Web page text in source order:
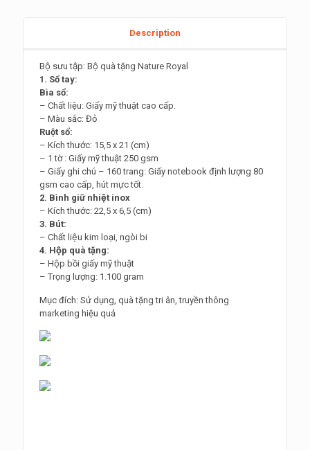
Description
Bộ sưu tập: Bộ quà tặng Nature Royal
1. Sổ tay:
Bìa sổ:
– Chất liệu: Giấy mỹ thuật cao cấp.
– Màu sắc: Đỏ
Ruột sổ:
– Kích thước: 15,5 x 21 (cm)
– 1 tờ : Giấy mỹ thuật 250 gsm
– Giấy ghi chú – 160 trang: Giấy notebook định lượng 80
gsm cao cấp, hút mực tốt.
2. Bình giữ nhiệt inox
– Kích thước: 22,5 x 6,5 (cm)
3. Bút:
– Chất liệu kim loại, ngòi bi
4. Hộp quà tặng:
– Hộp bồi giấy mỹ thuật
– Trọng lượng: 1.100 gram
Mục đích: Sử dụng, quà tặng tri ân, truyền thông
marketing hiệu quả